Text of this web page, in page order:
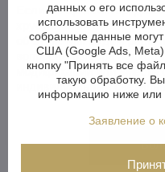
Если вы архитектор,
хрустальный светильник
об этом. Мы будем рады
вопросам выбора
модификации или вместе
индивидуальный
данных о его
использовать
собранные данные
США (Google Ads, Meta)
кнопку "Принять все
такую обработку.
информацию ниже или
Заявление о